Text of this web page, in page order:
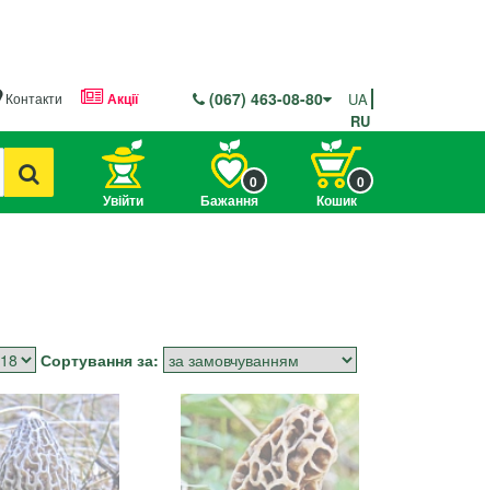
Контакти Акції (067) 463-08-80
UA
RU
Увійти Бажання
0
Кошик
0
Сортування за: